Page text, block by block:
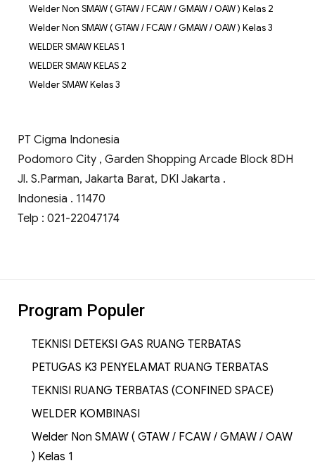
Welder Non SMAW ( GTAW / FCAW / GMAW / OAW ) Kelas 2
Welder Non SMAW ( GTAW / FCAW / GMAW / OAW ) Kelas 3
WELDER SMAW KELAS 1
WELDER SMAW KELAS 2
Welder SMAW Kelas 3
PT Cigma Indonesia
Podomoro City , Garden Shopping Arcade Block 8DH
Jl. S.Parman, Jakarta Barat, DKI Jakarta .
Indonesia . 11470
Telp : 021-22047174
Program Populer
TEKNISI DETEKSI GAS RUANG TERBATAS
PETUGAS K3 PENYELAMAT RUANG TERBATAS
TEKNISI RUANG TERBATAS (CONFINED SPACE)
WELDER KOMBINASI
Welder Non SMAW ( GTAW / FCAW / GMAW / OAW
) Kelas 1